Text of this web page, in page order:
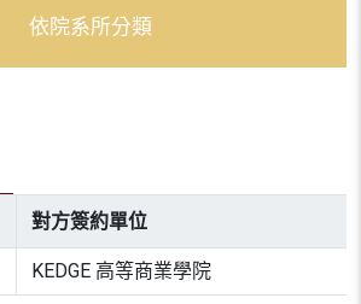
依院系所分類
對方簽約單位
KEDGE 高等商業學院